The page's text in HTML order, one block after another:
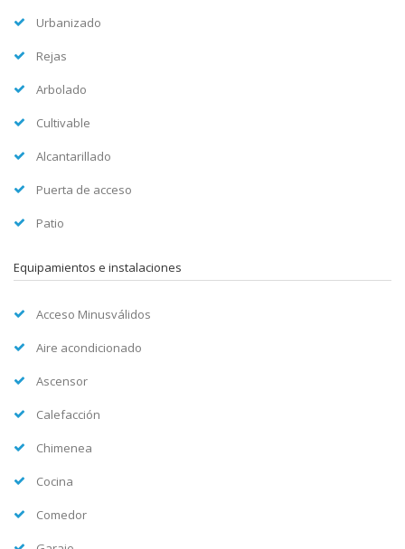
Urbanizado
Rejas
Arbolado
Cultivable
Alcantarillado
Puerta de acceso
Patio
Equipamientos e instalaciones
Acceso Minusválidos
Aire acondicionado
Ascensor
Calefacción
Chimenea
Cocina
Comedor